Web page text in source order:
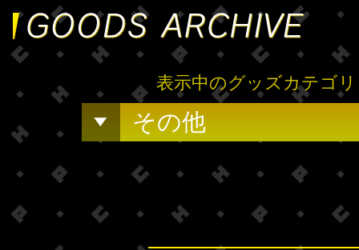
表示中のグッズカテゴリ
その他